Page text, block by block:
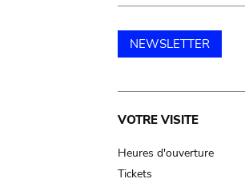
NEWSLETTER
Main
navigation
VOTRE VISITE
Heures d'ouverture
Tickets